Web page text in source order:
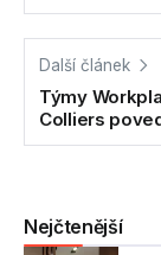
Další článek
Týmy
Colliers
Nejčtenější